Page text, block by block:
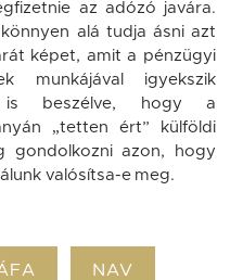
az adózó javára.
alá tudja ásni azt
képet, amit a pénzügyi
munkájával igyekszik
is beszélve, hogy a
„tetten ért” külföldi
gondolkozni azon, hogy
valósítsa-e meg.
NAV